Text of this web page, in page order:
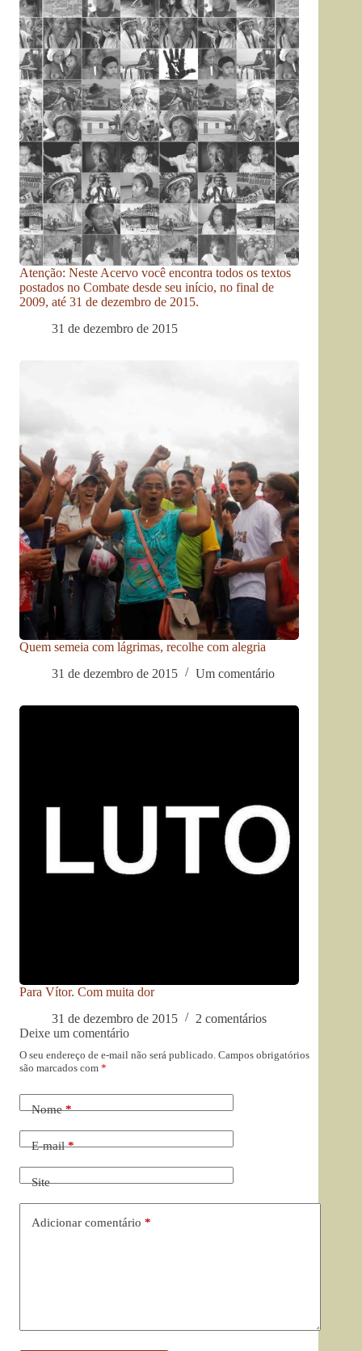
Atenção: Neste Acervo você encontra todos os textos
postados no Combate desde seu início, no final de
2009, até 31 de dezembro de 2015.
31 de dezembro de 2015
Quem semeia com lágrimas, recolhe com alegria
31 de dezembro de 2015
Um comentário
Para Vítor. Com muita dor
31 de dezembro de 2015
2 comentários
Deixe um comentário
O seu endereço de e-mail não será publicado. Campos obrigatórios
são marcados com *
Nome*
E-mail*
Site
Adicionar comentário *